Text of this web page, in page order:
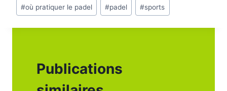
la#où pratiquer le padel #padel #sports
Publications